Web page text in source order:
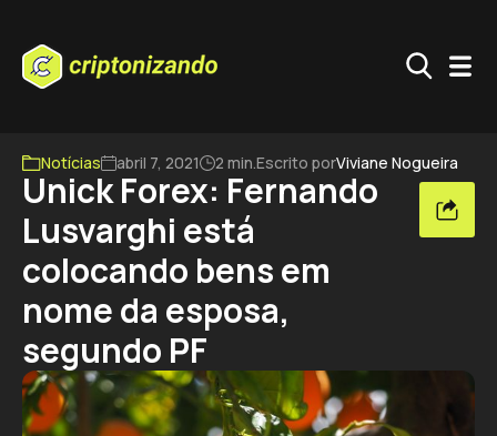
Notícias abril 7, 2021 2 min.Escrito porViviane Nogueira
Unick Forex: Fernando
Lusvarghi está
colocando bens em
nome da esposa,
segundo PF